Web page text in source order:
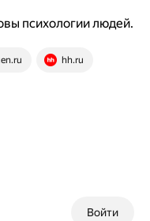
психологии людей.
hh.ru
Войти